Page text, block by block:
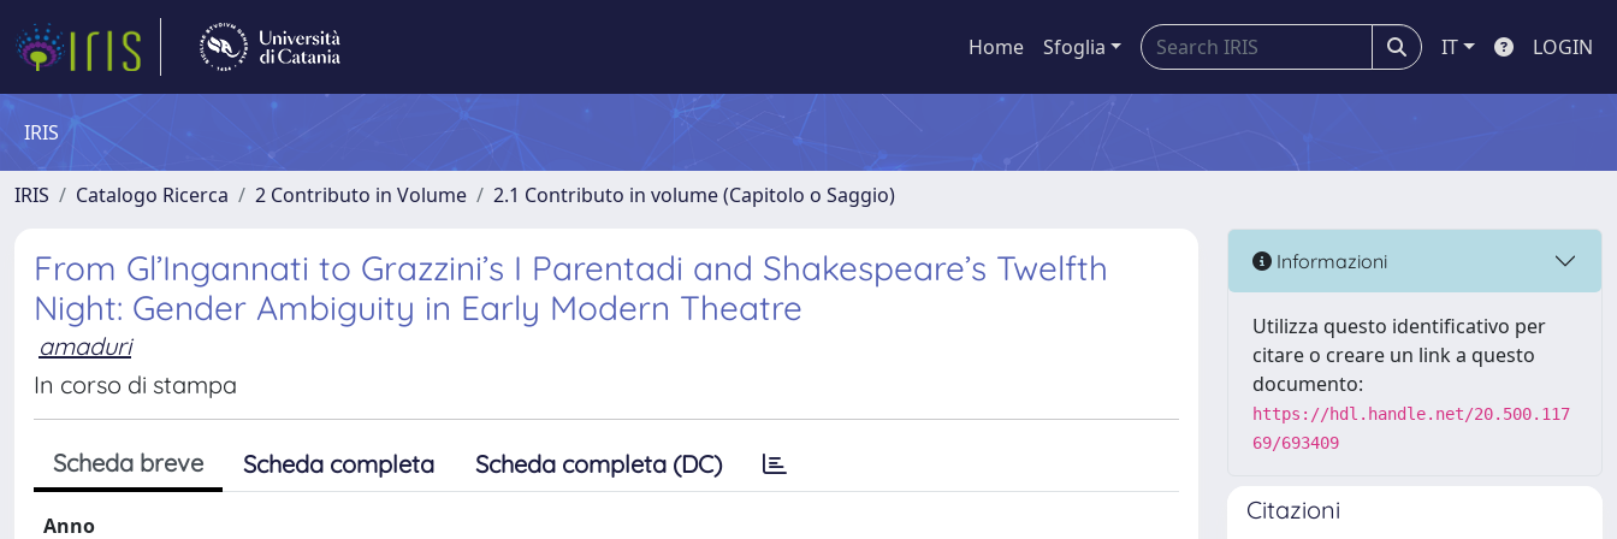
Home Sfoglia IT LOGIN
IRIS
IRIS Catalogo Ricerca 2 Contributo in Volume 2.1 Contributo in volume (Capitolo o Saggio)
From Gl’Ingannati to Grazzini’s I Parentadi and Shakespeare’s Twelfth
Night: Gender Ambiguity in Early Modern Theatre
amaduri
In corso di stampa
Scheda breve Scheda completa Scheda completa (DC)
Anno
Informazioni
Utilizza questo identificativo per
citare o creare un link a questo
documento:
https://hdl.handle.net/20.500.117
69/693409
Citazioni